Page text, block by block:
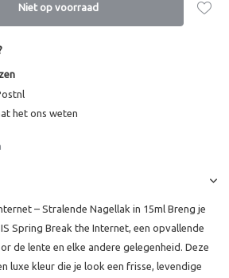
Niet op voorraad
het ons weten
– Stralende Nagellak in 15ml Breng je
Spring Break the Internet, een opvallende
de lente en elke andere gelegenheid. Deze
luxe kleur die je look een frisse, levendige